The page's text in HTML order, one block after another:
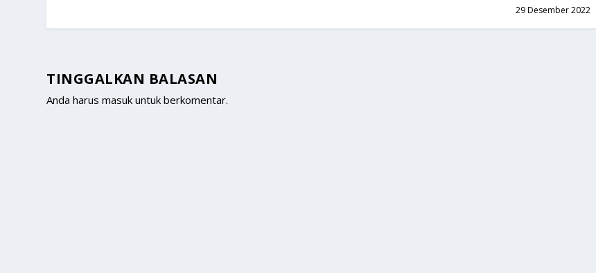
29 Desember 2022
TINGGALKAN BALASAN
Anda harusmasuk untuk berkomentar.